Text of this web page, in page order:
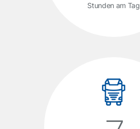
Stunden am Tag